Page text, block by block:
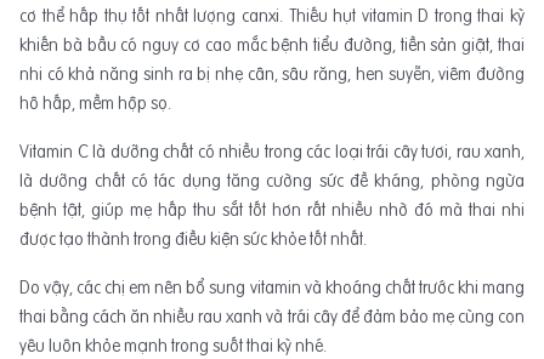
cơ thể hấp thụ tốt nhất lượng canxi. Thiếu hụt vitamin D trong thai kỳ
khiến bà bầu có nguy cơ cao mắc bệnh tiểu đường, tiền sản giật, thai
nhi có khả năng sinh ra bị nhẹ cân, sâu răng, hen suyễn, viêm đường
hô hấp, mềm hộp sọ.
Vitamin C là dưỡng chất có nhiều trong các loại trái cây tươi, rau xanh,
là dưỡng chất có tác dụng tăng cường sức đề kháng, phòng ngừa
bệnh tật, giúp mẹ hấp thu sắt tốt hơn rất nhiều nhờ đó mà thai nhi
được tạo thành trong điều kiện sức khỏe tốt nhất.
Do vậy, các chị em nên bổ sung vitamin và khoáng chất trước khi mang
thai bằng cách ăn nhiều rau xanh và trái cây để đảm bảo mẹ cùng con
yêu luôn khỏe mạnh trong suốt thai kỳ nhé.